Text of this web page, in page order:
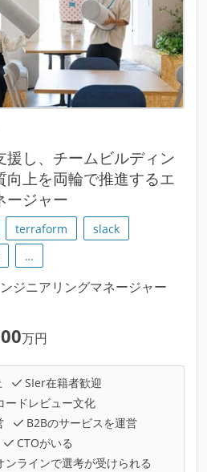
援し、チームビルディン
向上を両輪で推進するエ
ージャー
terraform
slack
…
ジニアリングマネージャー
万円
SIer在籍者歓迎
ードレビュー文化
B2Bのサービスを運営
CTOがいる
ンラインで選考が受けられる